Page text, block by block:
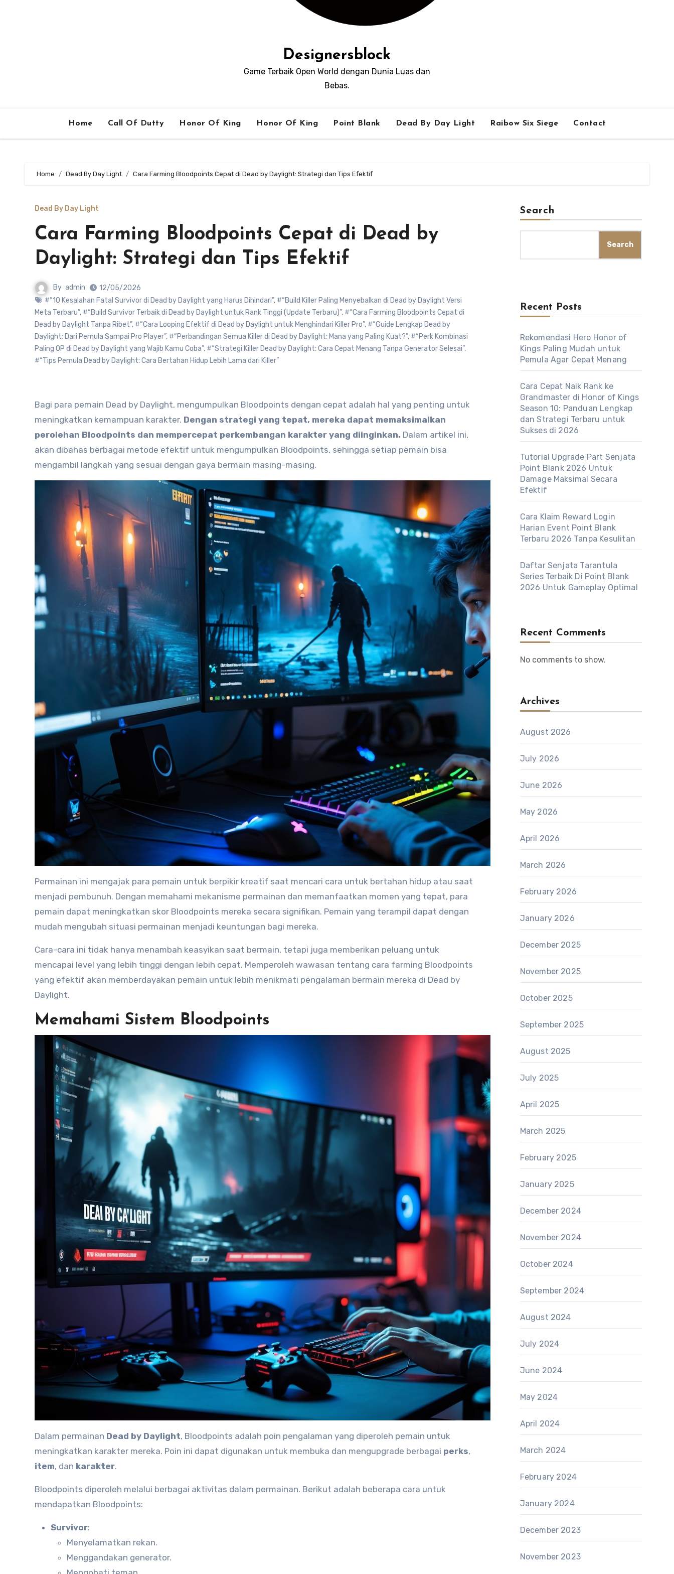
Designersblock
Game Terbaik Open World dengan Dunia Luas dan
Bebas.
Home Call Of Dutty Honor Of King Honor Of King Point Blank Dead By Day Light Raibow Six Siege Contact
Home Dead By Day Light Cara Farming Bloodpoints Cepat di Dead by Daylight: Strategi dan Tips Efektif
Dead By Day Light
Cara Farming Bloodpoints Cepat di Dead by
Daylight: Strategi dan Tips Efektif
By admin
12/05/2026
#“10 Kesalahan Fatal Survivor di Dead by Daylight yang Harus Dihindari”, #“Build Killer Paling Menyebalkan di Dead by Daylight Versi
Meta Terbaru”, #“Build Survivor Terbaik di Dead by Daylight untuk Rank Tinggi (Update Terbaru)”, #“Cara Farming Bloodpoints Cepat di
Dead by Daylight Tanpa Ribet”, #“Cara Looping Efektif di Dead by Daylight untuk Menghindari Killer Pro”, #“Guide Lengkap Dead by
Daylight: Dari Pemula Sampai Pro Player”, #“Perbandingan Semua Killer di Dead by Daylight: Mana yang Paling Kuat?”, #“Perk Kombinasi
Paling OP di Dead by Daylight yang Wajib Kamu Coba”, #“Strategi Killer Dead by Daylight: Cara Cepat Menang Tanpa Generator Selesai”,
#“Tips Pemula Dead by Daylight: Cara Bertahan Hidup Lebih Lama dari Killer”
Bagi para pemain Dead by Daylight, mengumpulkan Bloodpoints dengan cepat adalah hal yang penting untuk
meningkatkan kemampuan karakter. Dengan strategi yang tepat, mereka dapat memaksimalkan
perolehan Bloodpoints dan mempercepat perkembangan karakter yang diinginkan. Dalam artikel ini,
akan dibahas berbagai metode efektif untuk mengumpulkan Bloodpoints, sehingga setiap pemain bisa
mengambil langkah yang sesuai dengan gaya bermain masing-masing.
Permainan ini mengajak para pemain untuk berpikir kreatif saat mencari cara untuk bertahan hidup atau saat
menjadi pembunuh. Dengan memahami mekanisme permainan dan memanfaatkan momen yang tepat, para
pemain dapat meningkatkan skor Bloodpoints mereka secara signifikan. Pemain yang terampil dapat dengan
mudah mengubah situasi permainan menjadi keuntungan bagi mereka.
Cara-cara ini tidak hanya menambah keasyikan saat bermain, tetapi juga memberikan peluang untuk
mencapai level yang lebih tinggi dengan lebih cepat. Memperoleh wawasan tentang cara farming Bloodpoints
yang efektif akan memberdayakan pemain untuk lebih menikmati pengalaman bermain mereka di Dead by
Daylight.
Memahami Sistem Bloodpoints
Dalam permainan Dead by Daylight, Bloodpoints adalah poin pengalaman yang diperoleh pemain untuk
meningkatkan karakter mereka. Poin ini dapat digunakan untuk membuka dan mengupgrade berbagai perks,
item, dan karakter.
Bloodpoints diperoleh melalui berbagai aktivitas dalam permainan. Berikut adalah beberapa cara untuk
mendapatkan Bloodpoints:
Survivor:
Menyelamatkan rekan.
Menggandakan generator.
Search
Search
Recent Posts
Rekomendasi Hero Honor of
Kings Paling Mudah untuk
Pemula Agar Cepat Menang
Cara Cepat Naik Rank ke
Grandmaster di Honor of Kings
Season 10: Panduan Lengkap
dan Strategi Terbaru untuk
Sukses di 2026
Tutorial Upgrade Part Senjata
Point Blank 2026 Untuk
Damage Maksimal Secara
Efektif
Cara Klaim Reward Login
Harian Event Point Blank
Terbaru 2026 Tanpa Kesulitan
Daftar Senjata Tarantula
Series Terbaik Di Point Blank
2026 Untuk Gameplay Optimal
Recent Comments
No comments to show.
Archives
August 2026
July 2026
June 2026
May 2026
April 2026
March 2026
February 2026
January 2026
December 2025
November 2025
October 2025
September 2025
August 2025
July 2025
April 2025
March 2025
February 2025
January 2025
December 2024
November 2024
October 2024
September 2024
August 2024
July 2024
June 2024
May 2024
April 2024
March 2024
February 2024
January 2024
December 2023
November 2023